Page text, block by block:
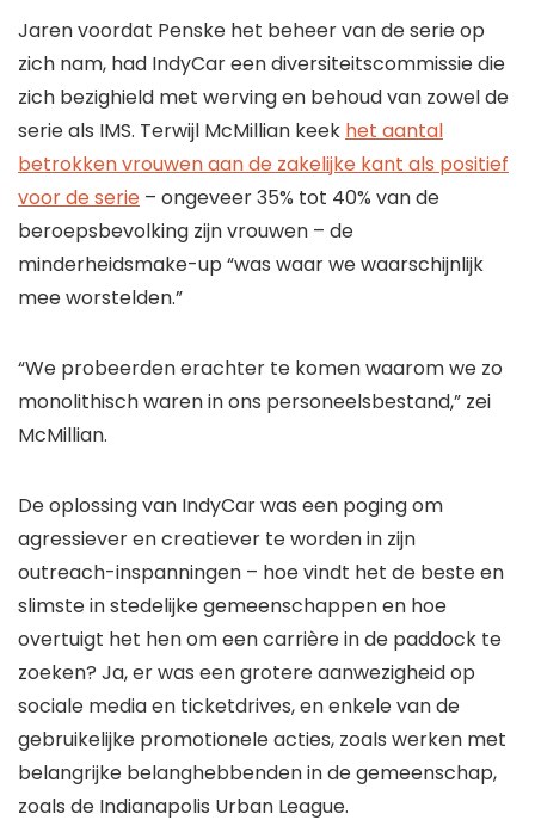
Jaren voordat Penske het beheer van de serie op
zich nam, had IndyCar een diversiteitscommissie die
zich bezighield met werving en behoud van zowel de
serie als IMS. Terwijl McMillian keek het aantal
betrokken vrouwen aan de zakelijke kant als positief
voor de serie – ongeveer 35% tot 40% van de
beroepsbevolking zijn vrouwen – de
minderheidsmake-up “was waar we waarschijnlijk
mee worstelden.”
“We probeerden erachter te komen waarom we zo
monolithisch waren in ons personeelsbestand,” zei
McMillian.
De oplossing van IndyCar was een poging om
agressiever en creatiever te worden in zijn
outreach-inspanningen – hoe vindt het de beste en
slimste in stedelijke gemeenschappen en hoe
overtuigt het hen om een ​​carrière in de paddock te
zoeken? Ja, er was een grotere aanwezigheid op
sociale media en ticketdrives, en enkele van de
gebruikelijke promotionele acties, zoals werken met
belangrijke belanghebbenden in de gemeenschap,
zoals de Indianapolis Urban League.